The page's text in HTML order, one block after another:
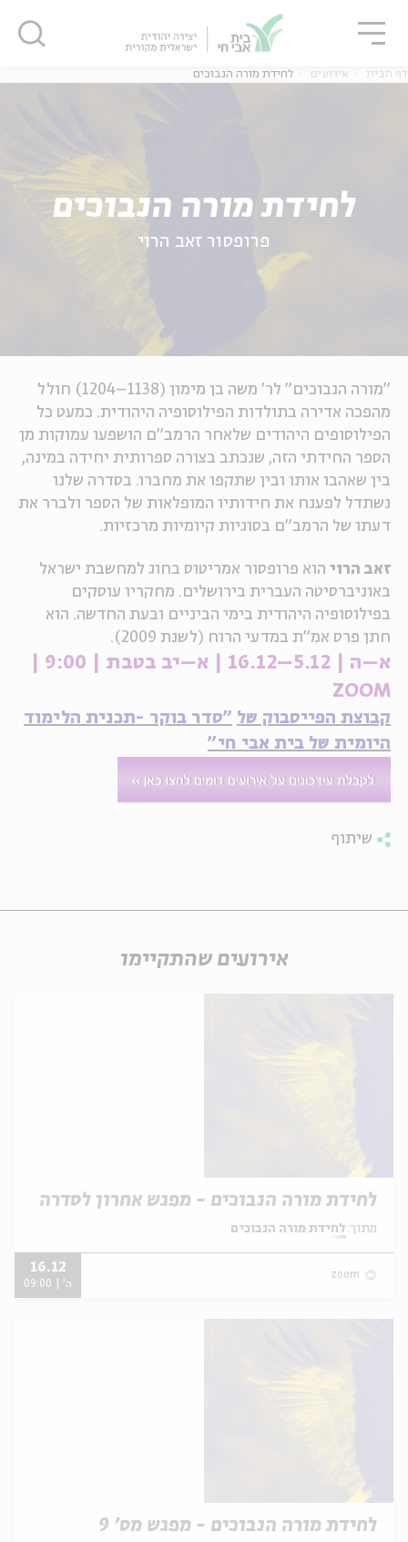
אנגלית
דף הבית אירועים לחידת מורה הנבוכים
לחידת מורה הנבוכים
פרופסור זאב הרוי
"מורה הנבוכים" לר' משה בן מימון (1138–1204) חולל
מהפכה אדירה בתולדות הפילוסופיה היהודית. כמעט כל
הפילוסופים היהודים שלאחר הרמב"ם הושפעו עמוקות מן
הספר החידתי הזה, שנכתב בצורה ספרותית יחידה במינה,
בין שאהבו אותו ובין שתקפו את מחברו. בסדרה שלנו
נשתדל לפענח את חידותיו המופלאות של הספר ולברר את
דעתו של הרמב"ם בסוגיות קיומיות מרכזיות.
זאב הרוי הוא פרופסור אמריטוס בחוג למחשבת ישראל
באוניברסיטה העברית בירושלים. מחקריו עוסקים
בפילוסופיה היהודית בימי הביניים ובעת החדשה. הוא
חתן פרס אמ"ת במדעי הרוח (לשנת 2009).
ZOOM
קבוצת הפייסבוק של "סדר בוקר -תכנית הלימוד
היומית של בית אבי חי"
שיתוף
אירועים שהתקיימו
לחידת מורה הנבוכים - מפגש אחרון לסדרה
מתוך: לחידת מורה הנבוכים
zoom
16.12
ה' | 09:00
לחידת מורה הנבוכים - מפגש מס' 9
סגור